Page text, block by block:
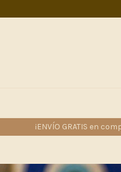
¡ENVÍO GRATIS en